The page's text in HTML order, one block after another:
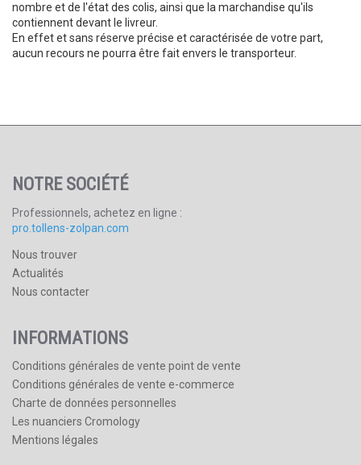
nombre et de l'état des colis, ainsi que la marchandise qu'ils
contiennent devant le livreur.
En effet et sans réserve précise et caractérisée de votre part,
aucun recours ne pourra être fait envers le transporteur.
NOTRE SOCIÉTÉ
Professionnels, achetez en ligne :
pro.tollens-zolpan.com
Nous trouver
Actualités
Nous contacter
INFORMATIONS
Conditions générales de vente point de vente
Conditions générales de vente e-commerce
Charte de données personnelles
Les nuanciers Cromology
Mentions légales